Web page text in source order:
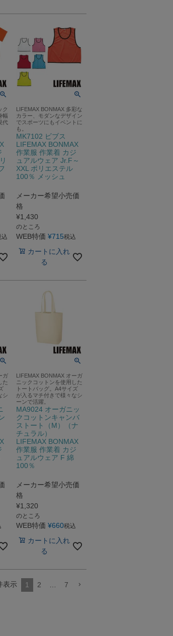
ク
幅
代
込
LIFEMAX BONMAX 多彩な
カラー、モダンなデザイン
でスポーツにもイベントに
も。
MK7102 ビブス
LIFEMAX BONMAX
作業服 作業着 カジ
ュアルウェア Jr.F～
XXL ポリエステル
100％ メッシュ
メーカー希望小売価
格
¥1,430
のところ
WEB特価 ¥715税込
カートに入れ
る
ガ
た
シ
LIFEMAX BONMAX オーガ
ニックコットンを使用した
トートバッグ。A4サイズ
が入るマチ付きで様々なシ
ーンで活躍。
MA9024 オーガニッ
クコットンキャンバ
ストート（M）（ナ
チュラル）
LIFEMAX BONMAX
作業服 作業着 カジ
ュアルウェア F 綿
100％
メーカー希望小売価
格
¥1,320
のところ
WEB特価 ¥660税込
カートに入れ
る
表示 1 2 7